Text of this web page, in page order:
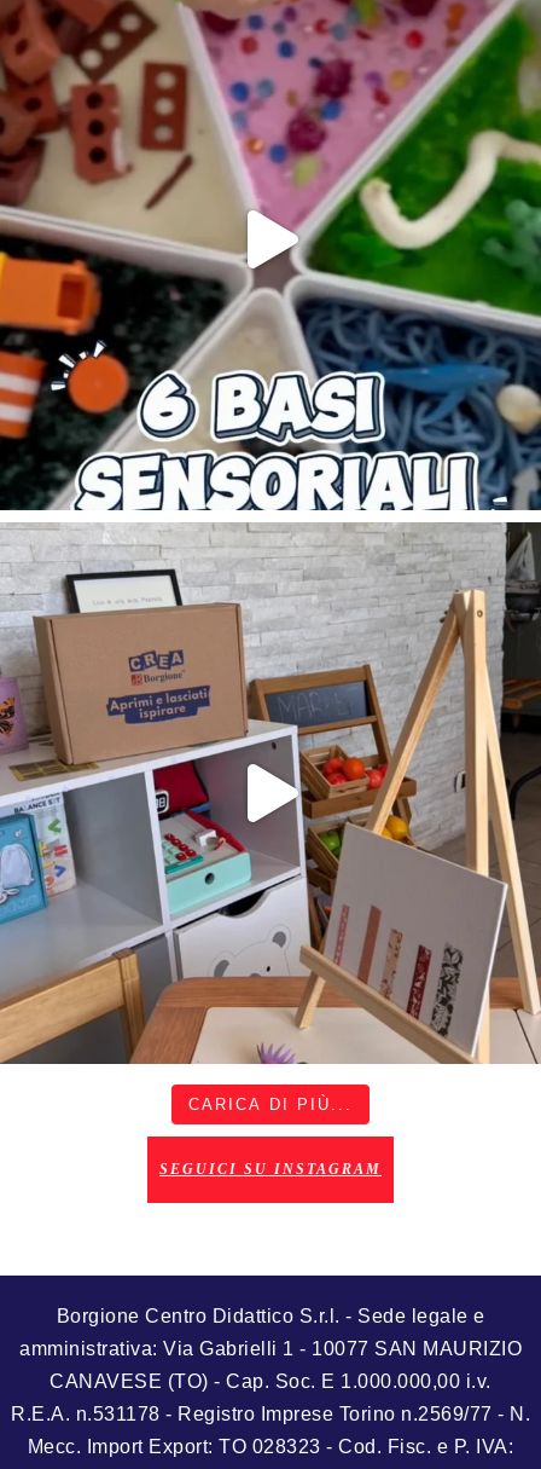
CARICA DI PIÙ...
SEGUICI SU INSTAGRAM
Borgione Centro Didattico S.r.l. - Sede legale e
amministrativa: Via Gabrielli 1 - 10077 SAN MAURIZIO
CANAVESE (TO) - Cap. Soc. E 1.000.000,00 i.v.
R.E.A. n.531178 - Registro Imprese Torino n.2569/77 - N.
Mecc. Import Export: TO 028323 - Cod. Fisc. e P. IVA: